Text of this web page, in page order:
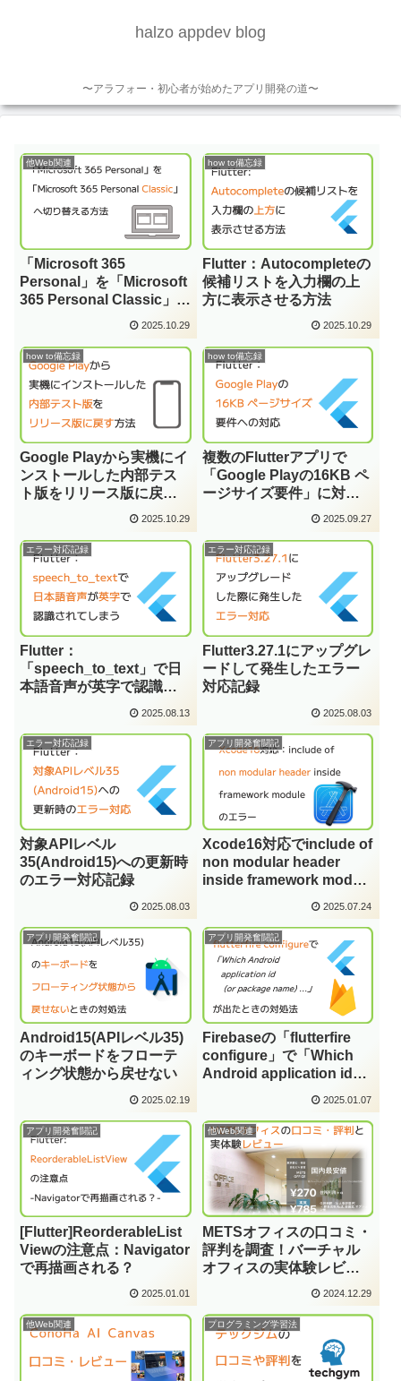
halzo appdev blog
〜アラフォー・初心者が始めたアプリ開発の道〜
他Web関連
「Microsoft 365
Personal」を「Microsoft
365 Personal Classic」へ
2025.10.29
how to備忘録
Flutter：Autocompleteの
候補リストを入力欄の上
方に表示させる方法
2025.10.29
how to備忘録
Google Playから実機にイ
ンストールした内部テス
ト版をリリース版に戻す
2025.10.29
how to備忘録
複数のFlutterアプリで
「Google Playの16KB ペ
ージサイズ要件」に対応
2025.09.27
エラー対応記録
Flutter：
「speech_to_text」で日
本語音声が英字で認識さ
2025.08.13
エラー対応記録
Flutter3.27.1にアップグレ
ードして発生したエラー
対応記録
2025.08.03
エラー対応記録
対象APIレベル
35(Android15)への更新時
のエラー対応記録
2025.08.03
アプリ開発奮闘記
Xcode16対応でinclude of
non modular header
inside framework module
2025.07.24
アプリ開発奮闘記
Android15(APIレベル35)
のキーボードをフローテ
ィング状態から戻せない
2025.02.19
アプリ開発奮闘記
Firebaseの「flutterfire
configure」で「Which
Android application id
(or package name) ...」の
2025.01.07
アプリ開発奮闘記
[Flutter]ReorderableList
Viewの注意点：Navigator
で再描画される？
2025.01.01
他Web関連
METSオフィスの口コミ・
評判を調査！バーチャル
オフィスの実体験レビュ
2024.12.29
他Web関連 プログラミング学習法